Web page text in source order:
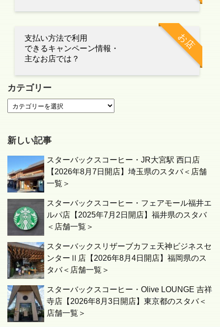
お店
支払い方法で利用
できるキャンペーン情報・
主なお店では？
カテゴリー
新しい記事
スターバックスコーヒー・JR大宮駅 西口店
【2026年8月7日開店】埼玉県のスタバ＜店舗
一覧＞
スターバックスコーヒー・フェアモール福井エ
ルパ店【2025年7月2日開店】福井県のスタバ
＜店舗一覧＞
スターバックスリザーブカフェ天神ビジネスセ
ンターⅡ店【2026年8月4日開店】福岡県のス
タバ＜店舗一覧＞
スターバックスコーヒー・Olive LOUNGE 吉祥
寺店【2026年8月3日開店】東京都のスタバ＜
店舗一覧＞